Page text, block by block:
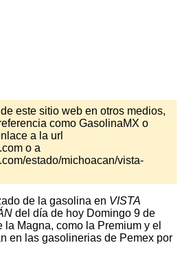
este sitio web en otros medios,
como GasolinaMX o
a la url
o a
estado/michoacan/vista-
de la gasolina en VISTA
del día de hoy Domingo 9 de
Magna, como la Premium y el
en las gasolinerias de Pemex por